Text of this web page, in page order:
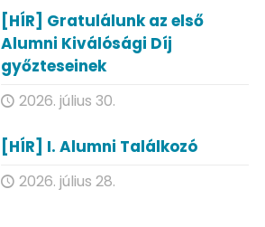
[HÍR] Gratulálunk az első
Alumni Kiválósági Díj
győzteseinek
2026. július 30.
[HÍR] I. Alumni Találkozó
2026. július 28.